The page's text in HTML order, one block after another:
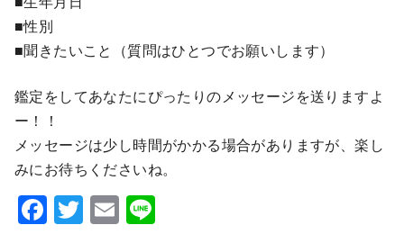
■性別
■聞きたいこと（質問はひとつでお願いします）
鑑定をしてあなたにぴったりのメッセージを送りますよ
ー！！
メッセージは少し時間がかかる場合がありますが、楽し
みにお待ちくださいね。
F T E